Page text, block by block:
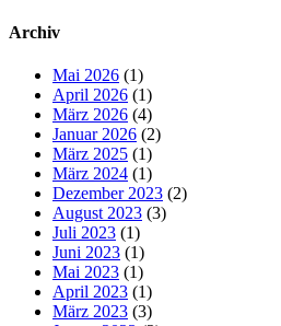
Archiv
Mai 2026 (1)
April 2026 (1)
März 2026 (4)
Januar 2026 (2)
März 2025 (1)
März 2024 (1)
Dezember 2023 (2)
August 2023 (3)
Juli 2023 (1)
Juni 2023 (1)
Mai 2023 (1)
April 2023 (1)
März 2023 (3)